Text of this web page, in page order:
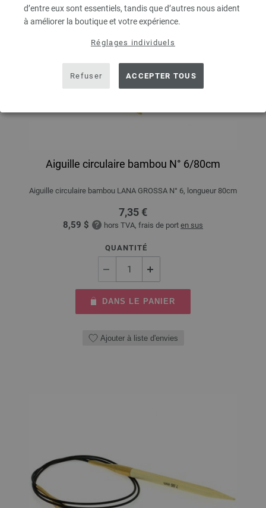
d’entre eux sont essentiels, tandis que d’autres nous aident
à améliorer la boutique et votre expérience.
Réglages individuels
Refuser ACCEPTER TOUS
Aiguille circulaire bambou N° 6/80cm
Aiguille circulaire bambou LANA GROSSA N° 6, longueur 80cm
7,35 €
8,59 $ hors TVA, frais de port en sus
QUANTITÉ
DANS LE PANIER
Ajouter à liste d'envies